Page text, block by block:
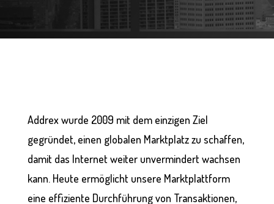
Addrex wurde 2009 mit dem einzigen Ziel
gegründet, einen globalen Marktplatz zu schaffen,
damit das Internet weiter unvermindert wachsen
kann. Heute ermöglicht unsere Marktplattform
eine effiziente Durchführung von Transaktionen,